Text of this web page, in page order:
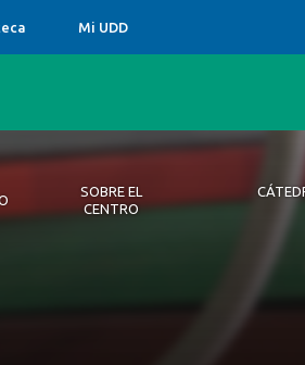
Mi UDD
SOBRE EL
CENTRO